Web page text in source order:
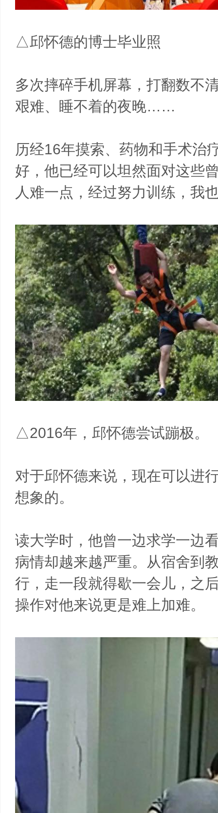
△邱怀德的博士毕业照
多次摔碎手机屏幕，打翻数不
艰难、睡不着的夜晚……
历经16年摸索、药物和手术治
好，他已经可以坦然面对这些
人难一点，经过努力训练，我
△2016年，邱怀德尝试蹦极。
对于邱怀德来说，现在可以进
想象的。
读大学时，他曾一边求学一边
病情却越来越严重。从宿舍到
行，走一段就得歇一会儿，之
操作对他来说更是难上加难。